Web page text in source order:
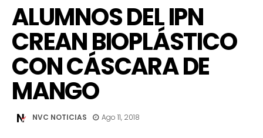
ALUMNOS DEL IPN
CREAN BIOPLÁSTICO
CON CÁSCARA DE
MANGO
NVC NOTICIAS Ago 11, 2018